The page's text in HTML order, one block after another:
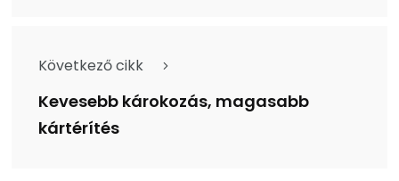
Következő cikk
Kevesebb károkozás, magasabb
kártérítés